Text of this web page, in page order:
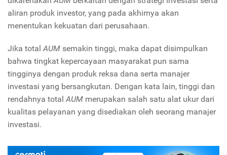
aliran produk investor, yang pada akhirnya akan
menentukan kekuatan dari perusahaan.
Jika total AUM semakin tinggi, maka dapat disimpulkan
bahwa tingkat kepercayaan masyarakat pun sama
tingginya dengan produk reksa dana serta manajer
investasi yang bersangkutan. Dengan kata lain, tinggi dan
rendahnya total AUM merupakan salah satu alat ukur dari
kualitas pelayanan yang disediakan oleh seorang manajer
investasi.